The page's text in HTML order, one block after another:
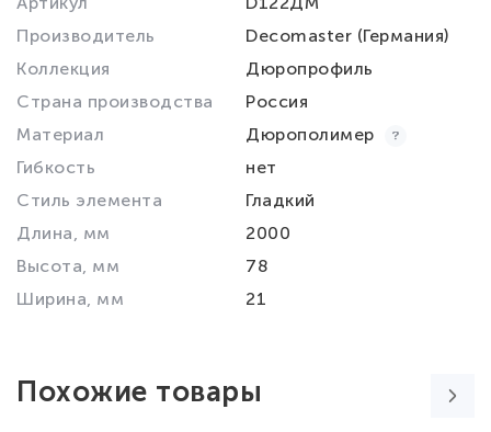
Производитель
Decomaster (Германия)
Коллекция
Дюропрофиль
Страна производства
Россия
Материал
Дюрополимер
Гибкость
нет
Стиль элемента
Гладкий
Длина, мм
2000
Высота, мм
78
Ширина, мм
21
Похожие товары